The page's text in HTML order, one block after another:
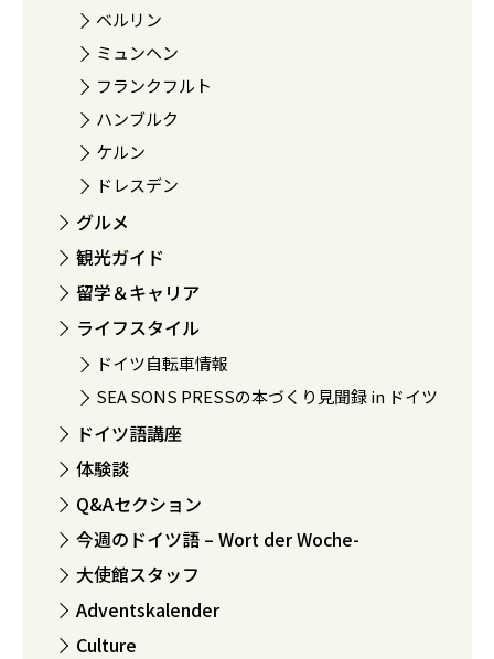
ベルリン
ミュンヘン
フランクフルト
ハンブルク
ケルン
ドレスデン
グルメ
観光ガイド
留学＆キャリア
ライフスタイル
ドイツ自転車情報
SEA SONS PRESSの本づくり見聞録 in ドイツ
ドイツ語講座
体験談
Q&Aセクション
今週のドイツ語 – Wort der Woche-
大使館スタッフ
Adventskalender
Culture